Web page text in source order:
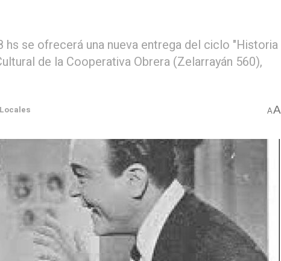
hs se ofrecerá una nueva entrega del ciclo "Historia
de la Cooperativa Obrera (Zelarrayán 560),
Locales AA